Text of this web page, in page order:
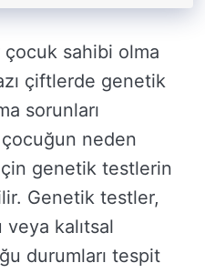
sahibi olma
çiftlerde genetik
sorunları
neden
genetik testlerin
Genetik testler,
veya kalıtsal
durumları tespit